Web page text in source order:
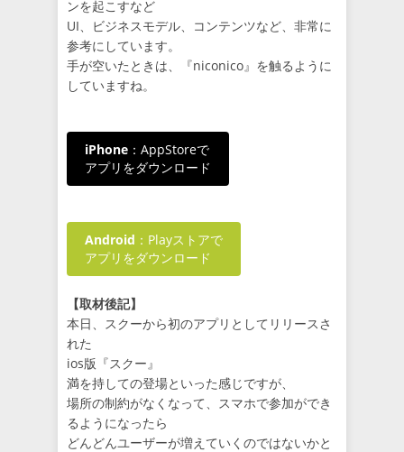
ンを起こすなど
UI、ビジネスモデル、コンテンツなど、非常に
参考にしています。
手が空いたときは、『niconico』を触るように
していますね。
iPhone ：AppStoreで
アプリをダウンロード
Android ：Playストアで
アプリをダウンロード
【取材後記】
本日、スクーから初のアプリとしてリリースさ
れた
ios版『スクー』
満を持しての登場といった感じですが、
場所の制約がなくなって、スマホで参加ができ
るようになったら
どんどんユーザーが増えていくのではないかと